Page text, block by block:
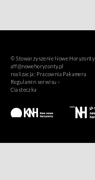
© Stowarzyszenie Nowe Horyzonty
aff@nowehoryzonty.pl
realizacja: Pracownia Pakamera
Regulamin serwisu ›
Ciasteczka